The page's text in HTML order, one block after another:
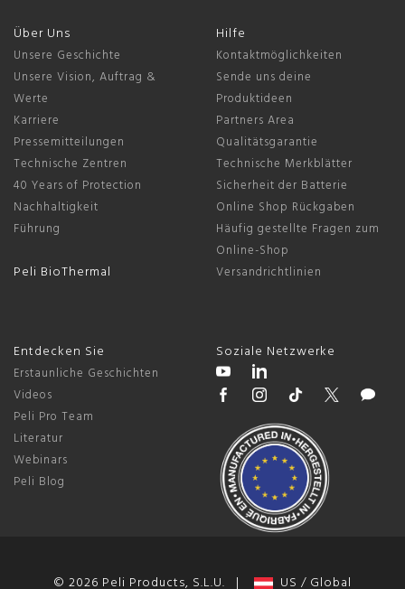
Über Uns
Unsere Geschichte
Unsere Vision, Auftrag &
Werte
Karriere
Pressemitteilungen
Technische Zentren
40 Years of Protection
Nachhaltigkeit
Führung
Peli BioThermal
Hilfe
Kontaktmöglichkeiten
Sende uns deine
Produktideen
Partners Area
Qualitätsgarantie
Technische Merkblätter
Sicherheit der Batterie
Online Shop Rückgaben
Häufig gestellte Fragen zum
Online-Shop
Versandrichtlinien
Entdecken Sie
Erstaunliche Geschichten
Videos
Peli Pro Team
Literatur
Webinars
Peli Blog
Soziale Netzwerke
© 2026 Peli Products, S.L.U. | US / Global